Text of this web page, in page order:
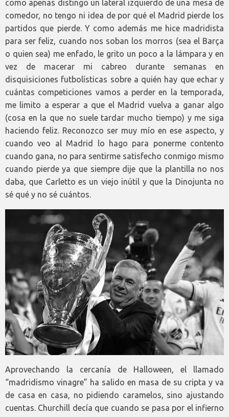
como apenas distingo un lateral izquierdo de una mesa de
comedor, no tengo ni idea de por qué el Madrid pierde los
partidos que pierde. Y como además me hice madridista
para ser feliz, cuando nos soban los morros (sea el Barça
o quien sea) me enfado, le grito un poco a la lámpara y en
vez de macerar mi cabreo durante semanas en
disquisiciones futbolísticas sobre a quién hay que echar y
cuántas competiciones vamos a perder en la temporada,
me limito a esperar a que el Madrid vuelva a ganar algo
(cosa en la que no suele tardar mucho tiempo) y me siga
haciendo feliz. Reconozco ser muy mío en ese aspecto, y
cuando veo al Madrid lo hago para ponerme contento
cuando gana, no para sentirme satisfecho conmigo mismo
cuando pierde ya que siempre dije que la plantilla no nos
daba, que Carletto es un viejo inútil y que la Dinojunta no
sé qué y no sé cuántos.
Aprovechando la cercanía de Halloween, el llamado
“madridismo vinagre” ha salido en masa de su cripta y va
de casa en casa, no pidiendo caramelos, sino ajustando
cuentas. Churchill decía que cuando se pasa por el infierno